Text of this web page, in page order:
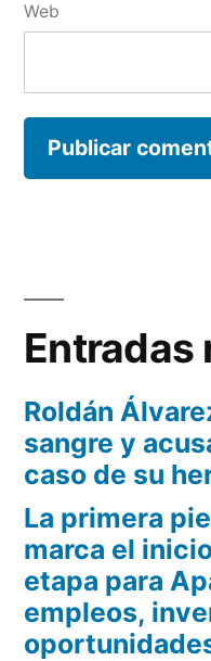
Web
Entradas
Roldán
sangre y
caso de su
La primera
marca el
etapa para
empleos,